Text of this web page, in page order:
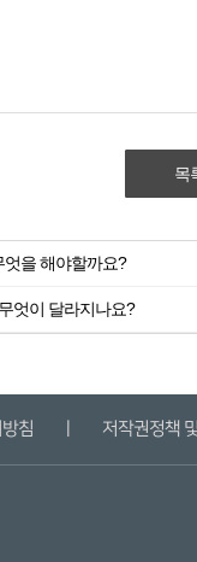
목
엇을 해야할까요?
엇이 달라지나요?
침 저작권정책